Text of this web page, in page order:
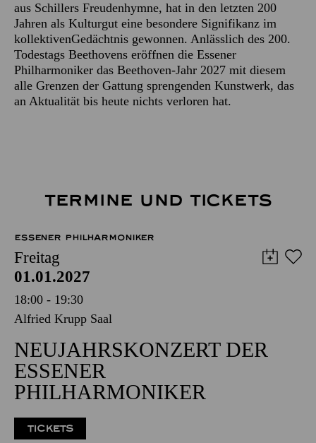
aus Schillers Freudenhymne, hat in den letzten 200
Jahren als Kulturgut eine besondere Signifikanz im
kollektivenGedächtnis gewonnen. Anlässlich des 200.
Todestags Beethovens eröffnen die Essener
Philharmoniker das Beethoven-Jahr 2027 mit diesem
alle Grenzen der Gattung sprengenden Kunstwerk, das
an Aktualität bis heute nichts verloren hat.
TERMINE UND TICKETS
ESSENER PHILHARMONIKER
Freitag
01.01.2027
18:00 - 19:30
Alfried Krupp Saal
NEUJAHRSKONZERT DER
ESSENER
PHILHARMONIKER
TICKETS